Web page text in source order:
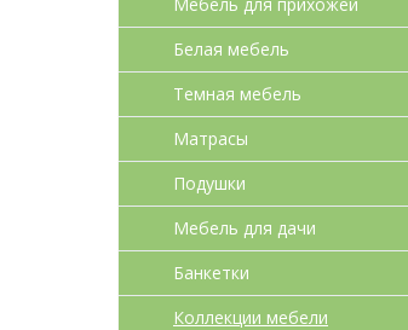
Белая мебель
Темная мебель
Матрасы
Подушки
Мебель для дачи
Банкетки
Коллекции мебели